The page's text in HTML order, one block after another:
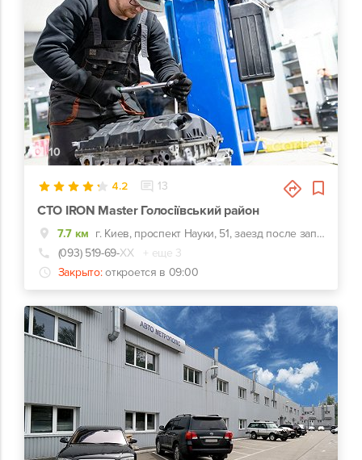
10
4.2 13
СТО IRON Master Голосіївський район
7.7 км
г. Киев, проспект Науки, 51, заезд после заправки WOG
(093) 519-69-ХХ
+ еще 3
Закрыто: откроется в 09:00